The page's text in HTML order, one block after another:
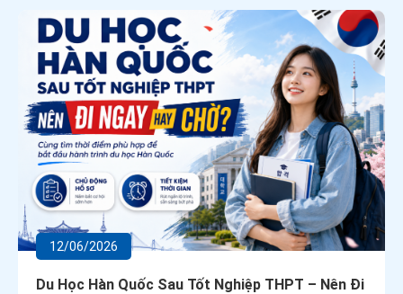
THPT – Nên Đi
07/06/2026
Chi Phí Du Học Nghề Đức